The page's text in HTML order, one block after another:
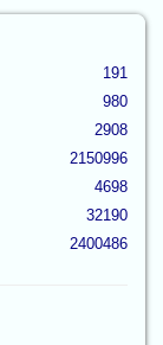
191
980
2908
2150996
4698
32190
2400486